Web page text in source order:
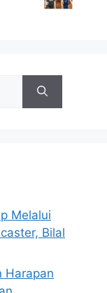
Melalui
Bilal
Harapan